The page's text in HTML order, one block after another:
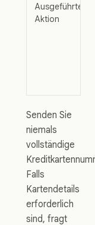
Ausgeführte
Aktion
Senden Sie
niemals
vollständige
Falls
Kartendetails
erforderlich
sind, fragt